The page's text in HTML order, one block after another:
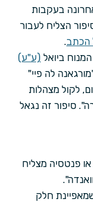
בעקבות
הצליח לעבור
הכתב.
ביואל (ע"ע)
לה פיי"
לקול מצהלות
סיפור זה נגאל
פנטסיה מצליח
חלק